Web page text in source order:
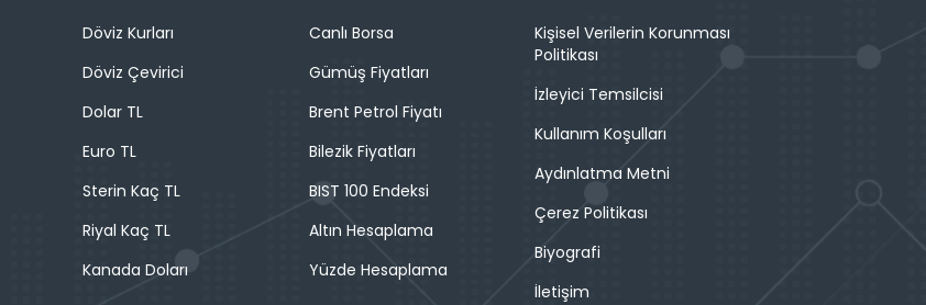
Döviz Kurları
Döviz Çevirici
Dolar TL
Euro TL
Sterin Kaç TL
Riyal Kaç TL
Kanada Doları
Canlı Borsa
Gümüş Fiyatları
Brent Petrol Fiyatı
Bilezik Fiyatları
BIST 100 Endeksi
Altın Hesaplama
Yüzde Hesaplama
Kişisel Verilerin Korunması
Politikası
İzleyici Temsilcisi
Kullanım Koşulları
Aydınlatma Metni
Çerez Politikası
Biyografi
İletişim